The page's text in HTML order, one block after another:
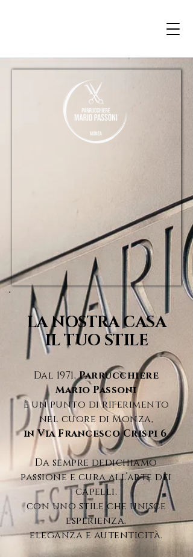
LA NOSTRA CASA
IL TUO STILE
Dal 1971,Parrucchiere
Mario Passoni
è un punto di riferimento
nel cuore di Monza,
in Via Francesco Crispi 6.​
Da sempre dedichiamo
passione e cura all’arte dei
capelli,
con uno stile che unisce
esperienza,
eleganza e autenticità.